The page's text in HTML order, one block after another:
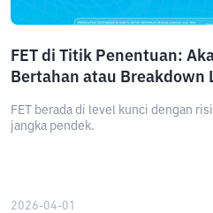
FET di Titik Penentuan:
Bertahan atau Breakdown
FET berada di level kunci dengan
jangka pendek.
2026-04-01